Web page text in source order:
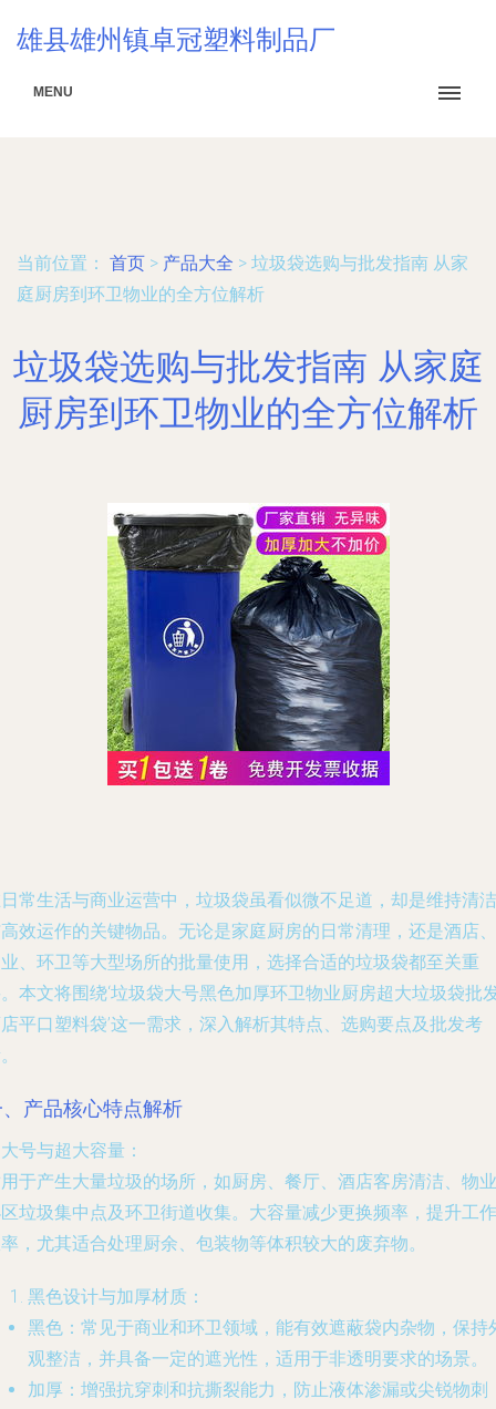
雄县雄州镇卓冠塑料制品厂
MENU
当前位置： 首页 > 产品大全 > 垃圾袋选购与批发指南 从家
庭厨房到环卫物业的全方位解析
垃圾袋选购与批发指南 从家庭
厨房到环卫物业的全方位解析
常生活与商业运营中，垃圾袋虽看似微不足道，却是维持清洁
效运作的关键物品。无论是家庭厨房的日常清理，还是酒店、
、环卫等大型场所的批量使用，选择合适的垃圾袋都至关重
本文将围绕‘垃圾袋大号黑色加厚环卫物业厨房超大垃圾袋批
平口塑料袋’这一需求，深入解析其特点、选购要点及批发考
产品核心特点解析
大号与超大容量 ：
于产生大量垃圾的场所，如厨房、餐厅、酒店客房清洁、物业
垃圾集中点及环卫街道收集。大容量减少更换频率，提升工作
，尤其适合处理厨余、包装物等体积较大的废弃物。
黑色设计与加厚材质 ：
黑色 ：常见于商业和环卫领域，能有效遮蔽袋内杂物，保持
观整洁，并具备一定的遮光性，适用于非透明要求的场景。
加厚 ：增强抗穿刺和抗撕裂能力，防止液体渗漏或尖锐物刺